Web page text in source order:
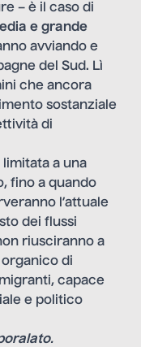
– è il caso di
e grande
avviando e
del Sud. Lì
che ancora
sostanziale
di
limitata a una
fino a quando
l’attuale
dei flussi
riusciranno a
di
capace
e politico
.